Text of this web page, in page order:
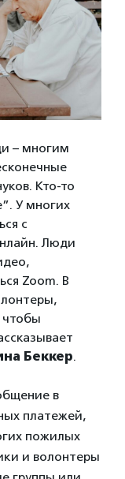
– многим
Кто-то
У многих
с
Люди
Zoom. В
чтобы
Беккер.
в
платежей,
пожилых
и волонтеры